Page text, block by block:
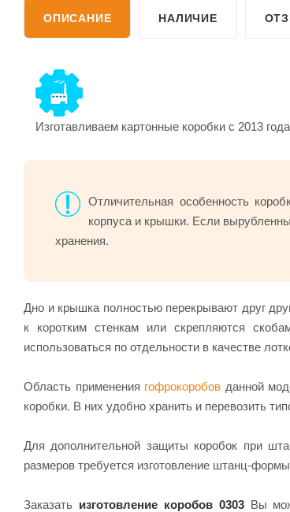
ОПИСАНИЕ НАЛИЧИЕ
Изготавливаем картонные коробки с 2013 года
Отличительная особенность
корпуса и крышки. Если
хранения.
Дно и крышка полностью перекрывают друг
к коротким стенкам или скрепляются
использоваться по отдельности в качестве
Область применения гофрокоробов данной
коробки. В них удобно хранить и перевозить
Для дополнительной защиты коробок при
размеров требуется изготовление штанц-
Заказать изготовление коробов 0303Вы